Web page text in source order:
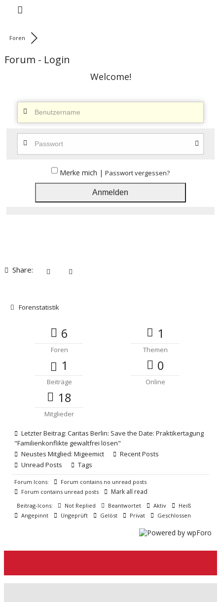
Foren
Forum - Login
Welcome!
Merke mich | Passwort vergessen?
Share:
Forenstatistik
6
Foren
1
Themen
1
Beiträge
0
Online
18
Mitglieder
Letzter Beitrag: Caritas Berlin: Save the Date: Praktikertagung
"Familienkonflikte gewaltfrei lösen"
Neustes Mitglied: Migeemict
Recent Posts
Unread Posts
Tags
Forum Icons:
Forum contains no unread posts
Forum contains unread posts
Mark all read
Beitrag-Icons: Not Replied Beantwortet Aktiv
Heiß
Angepinnt
Ungeprüft Gelöst Privat Geschlossen